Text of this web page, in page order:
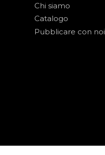
Chi siamo
Catalogo
Pubblicare con noi